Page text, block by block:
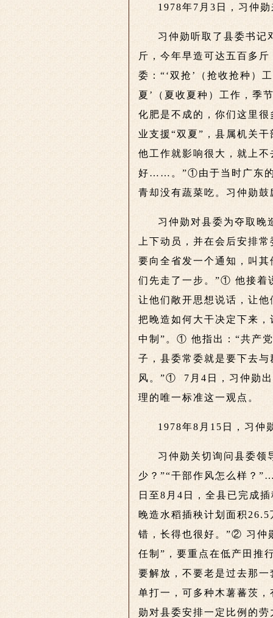
1978年7月3日，习仲
习仲勋听取了县委书记
斤，今年早造可达五百多
委：“‘双抢’（抢收抢种）
夏’（夏收夏种）工作，季
化肥是不成的，你们这里
业支援“双夏”，县属机关
他工作就影响很大，就上
好……。”①由于当时广东的
青却没有蔬菜吃。习仲勋
习仲勋对县委为夺取晚
上下动员，并在会后安排
要向全省发一个通知，叫
们先走了一步。”① 他接着
让他们敞开思想说话，让
把晚造如何大干决定下来
中制”。① 他指出：“共产
子，县委常委就是要下去
风。”① 7月4日，习仲勋出
理的唯一标准这一观点。
1978年8月15日，习仲
习仲勋关切询问县委领
少？”“干部作风怎么样？
日至8月4日，全县已完成
晚造水稻插秧计划面积
错，长得也很好。”② 习仲
任制”，要重点在低产田推
要解放，不要老是过去那
单打一，可多种木薯蕃茨
勋对县委安排一定比例的